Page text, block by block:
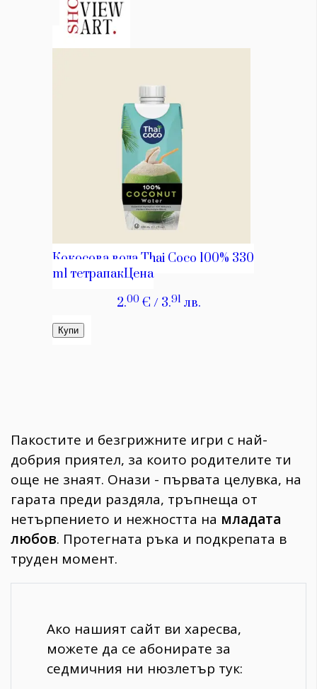
Пакостите и безгрижните игри с най-
добрия приятел, за които родителите ти
още не знаят. Онази - първата целувка, на
гарата преди раздяла, тръпнеща от
нетърпението и нежността на младата
любов. Протегната ръка и подкрепата в
труден момент.
Ако нашият сайт ви харесва,
можете да се абонирате за
седмичния ни нюзлетър тук: